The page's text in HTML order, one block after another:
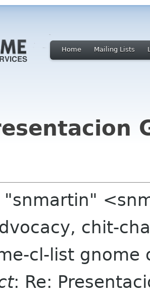
Home Mailing Lists
"snmartin"
chit-
cl-list gnome
: Re: